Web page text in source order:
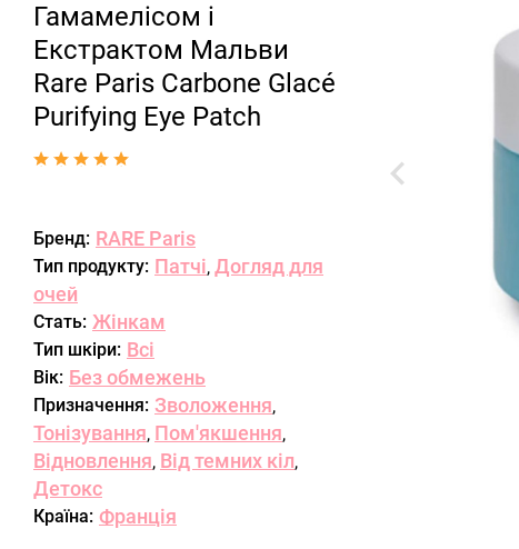
Гамамелісом і
Екстрактом Мальви
Rare Paris Carbone Glacé
Purifying Eye Patch
Бренд: RARE Paris
Тип продукту: Патчі, Догляд для
очей
Стать: Жінкам
Тип шкіри: Всі
Вік: Без обмежень
Призначення: Зволоження,
Тонізування, Пом'якшення,
Відновлення, Від темних кіл,
Детокс
Країна: Франція